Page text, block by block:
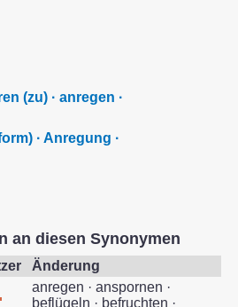
(zu) · anregen ·
· Anregung ·
an diesen Synonymen
Änderung
anregen · anspornen ·
beflügeln · befruchten ·